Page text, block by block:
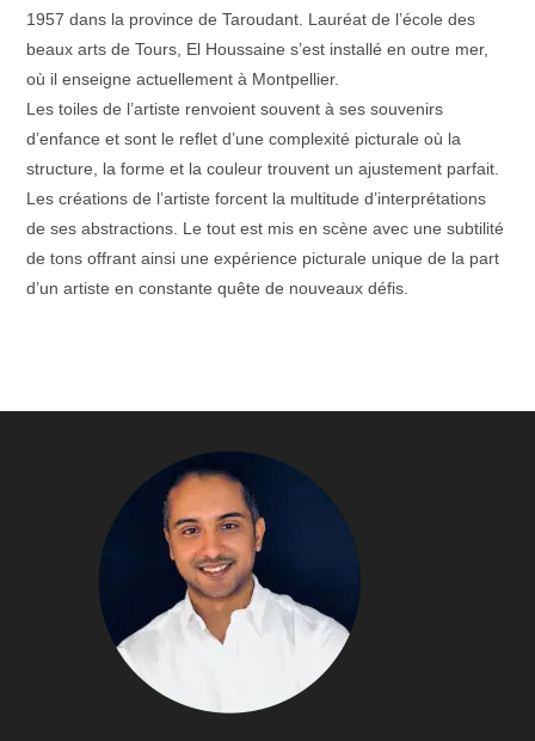
1957 dans la province de Taroudant. Lauréat de l’école des
beaux arts de Tours, El Houssaine s’est installé en outre mer,
où il enseigne actuellement à Montpellier.
Les toiles de l’artiste renvoient souvent à ses souvenirs
d’enfance et sont le reflet d’une complexité picturale où la
structure, la forme et la couleur trouvent un ajustement parfait.
Les créations de l’artiste forcent la multitude d’interprétations
de ses abstractions. Le tout est mis en scène avec une subtilité
de tons offrant ainsi une expérience picturale unique de la part
d’un artiste en constante quête de nouveaux défis.